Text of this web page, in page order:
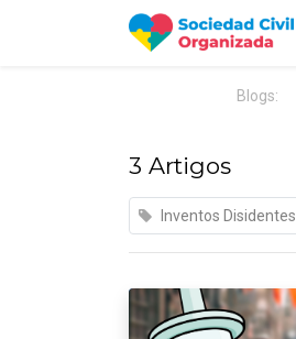
Blogs:
3 Artigos
Inventos Disidentes